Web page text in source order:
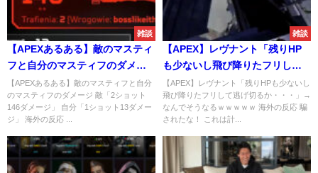
雑談
【APEXあるある】敵のマスティ
フと自分のマスティフのダメー
ジ
【APEXあるある】敵のマスティフと自分
のマスティフのダメージ 敵「2ショット
146ダメージ」 自分「1ショット13ダメー
ジ」 海外の反応 ...
雑談
【APEX】レヴナント「残りHP
も少ないし飛び降りたフリして
逃げ切るか・・・」→なんでそ
うなるｗｗｗｗｗ
【APEX】レヴナント「残りHPも少ないし
飛び降りたフリして逃げ切るか・・・」→
なんでそうなるｗｗｗｗｗ 海外の反応 騙
されたな！ これは計...